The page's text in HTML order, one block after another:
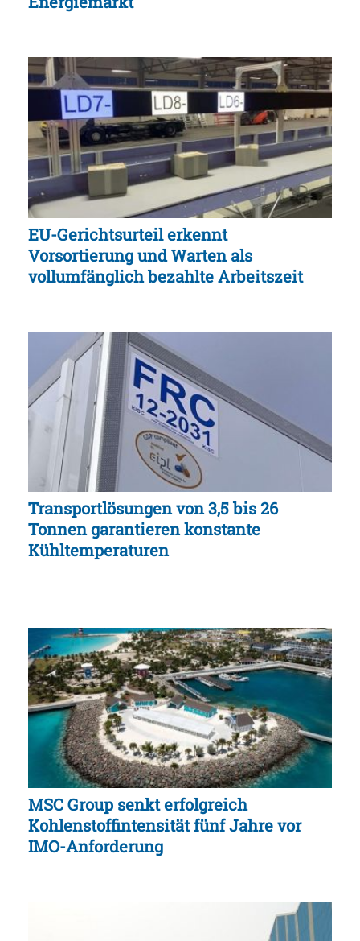
EU-Gerichtsurteil erkennt
Vorsortierung und Warten als
vollumfänglich bezahlte Arbeitszeit
Transportlösungen von 3,5 bis 26
Tonnen garantieren konstante
Kühltemperaturen
MSC Group senkt erfolgreich
Kohlenstoffintensität fünf Jahre vor
IMO-Anforderung